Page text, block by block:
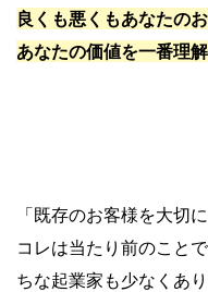
良くも悪くもあなたの
あなたの価値を一番理
「既存のお客様を大切
コレは当たり前のこと
ちな起業家も少なくあり